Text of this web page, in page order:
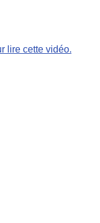
lire cette vidéo.